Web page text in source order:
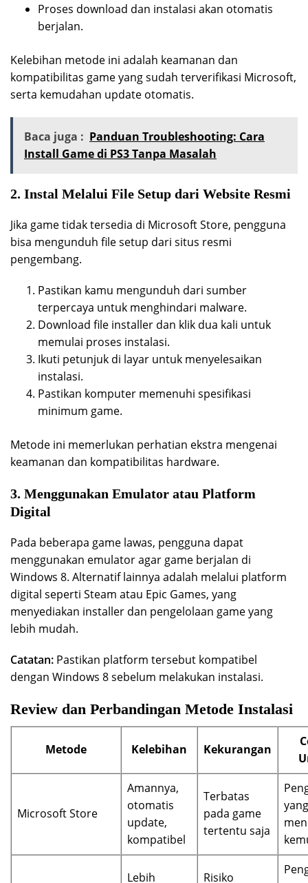
Proses download dan instalasi akan otomatis
berjalan.
Kelebihan metode ini adalah keamanan dan
kompatibilitas game yang sudah terverifikasi Microsoft,
serta kemudahan update otomatis.
Baca juga : Panduan Troubleshooting: Cara
Install Game di PS3 Tanpa Masalah
2. Instal Melalui File Setup dari Website Resmi
Jika game tidak tersedia di Microsoft Store, pengguna
bisa mengunduh file setup dari situs resmi
pengembang.
Pastikan kamu mengunduh dari sumber
terpercaya untuk menghindari malware.
Download file installer dan klik dua kali untuk
memulai proses instalasi.
Ikuti petunjuk di layar untuk menyelesaikan
instalasi.
Pastikan komputer memenuhi spesifikasi
minimum game.
Metode ini memerlukan perhatian ekstra mengenai
keamanan dan kompatibilitas hardware.
3. Menggunakan Emulator atau Platform
Digital
Pada beberapa game lawas, pengguna dapat
menggunakan emulator agar game berjalan di
Windows 8. Alternatif lainnya adalah melalui platform
digital seperti Steam atau Epic Games, yang
menyediakan installer dan pengelolaan game yang
lebih mudah.
Catatan: Pastikan platform tersebut kompatibel
dengan Windows 8 sebelum melakukan instalasi.
Review dan Perbandingan Metode Instalasi
Metode Kelebihan Kekurangan
Microsoft Store
Amannya,
otomatis
update,
kompatibel
Terbatas
pada game
tertentu saja
yang
Lebih Risiko